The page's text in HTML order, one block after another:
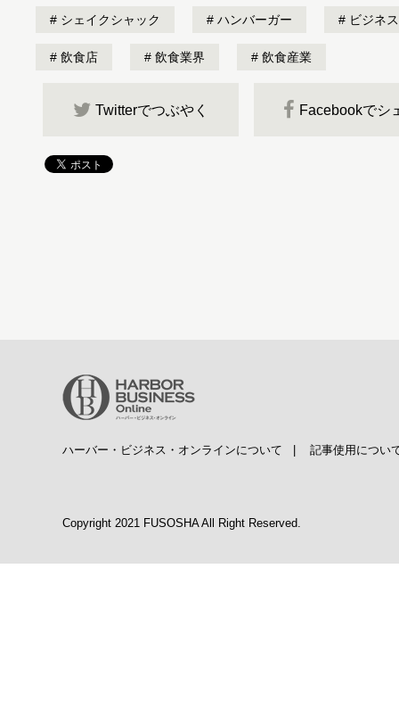
シェイクシャック ハンバーガー ビジネス
飲食店 飲食業界 飲食産業
Twitterでつぶやく Facebookでシ
ハーバー・ビジネス・オンラインについて 記事使用につい
Copyright 2021 FUSOSHA All Right Reserved.